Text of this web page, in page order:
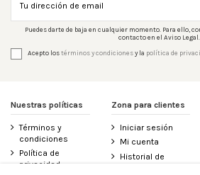
Puedes darte de baja en cualquier momento. Para ello,
contacto en el Aviso Legal.
Acepto lostérminos y condicionesy la política de
Nuestras políticas
Términos y
condiciones
Política de
privacidad
Zona para clientes
Iniciar sesión
Mi cuenta
Historial de